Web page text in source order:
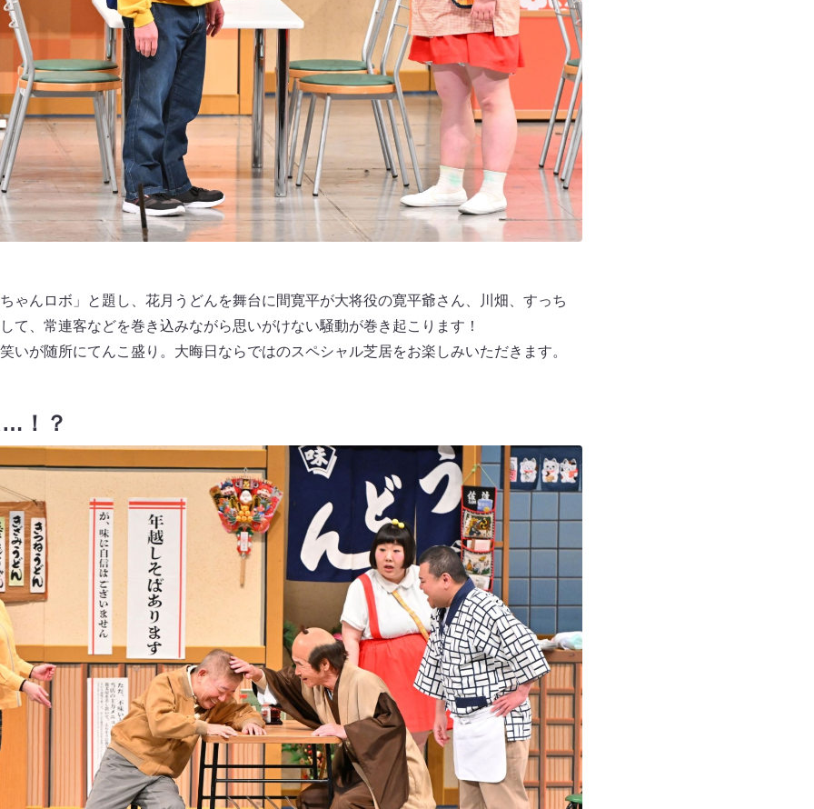
ゃんロボ」と題し、花月うどんを舞台に間寛平が大将役の寛平爺さん、川畑、すっち
て、常連客などを巻き込みながら思いがけない騒動が巻き起こります！
いが随所にてんこ盛り。大晦日ならではのスペシャル芝居をお楽しみいただきます。
！？